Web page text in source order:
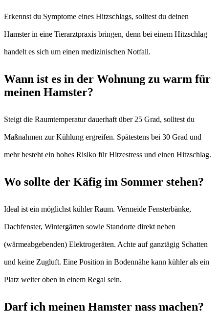
Erkennst du Symptome eines Hitzschlags, solltest du deinen
Hamster in eine Tierarztpraxis bringen, denn bei einem Hitzschlag
handelt es sich um einen medizinischen Notfall.
Wann ist es in der Wohnung zu warm für
meinen Hamster?
Steigt die Raumtemperatur dauerhaft über 25 Grad, solltest du
Maßnahmen zur Kühlung ergreifen. Spätestens bei 30 Grad und
mehr besteht ein hohes Risiko für Hitzestress und einen Hitzschlag.
Wo sollte der Käfig im Sommer stehen?
Ideal ist ein möglichst kühler Raum. Vermeide Fensterbänke,
Dachfenster, Wintergärten sowie Standorte direkt neben
(wärmeabgebenden) Elektrogeräten. Achte auf ganztägig Schatten
und keine Zugluft. Eine Position in Bodennähe kann kühler als ein
Platz weiter oben in einem Regal sein.
Darf ich meinen Hamster nass machen?